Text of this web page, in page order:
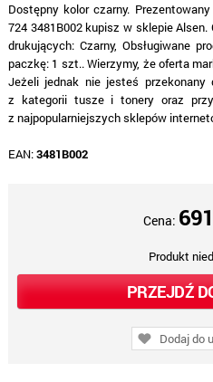
Dostępny kolor czarny.
724 3481B002 kupisz w sklepie Alsen.
drukujących: Czarny, Obsługiwane
paczkę: 1 szt.. Wierzymy, że oferta
Jeżeli jednak nie jesteś
z kategorii tusze i tonery oraz
z najpopularniejszych sklepów
EAN:3481B002
Cena:
Produkt
PRZEJDŹ
Dodaj do